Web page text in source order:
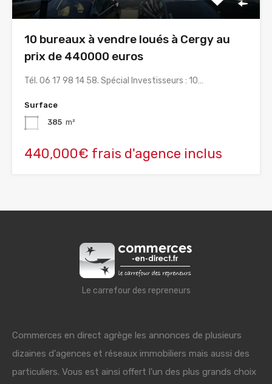
10 bureaux à vendre loués à Cergy au
prix de 440000 euros
Tél. 06 17 98 14 58. Spécial Investisseurs : 10…
Surface
385 m²
440,000€ frais d'agence inclus
Le carrefour des repreneurs
Commerces en direct agrège les annonces de plusieurs
dizaines d'agences et réseaux immobiliers mais aussi des
particuliers. Vous est ainsi offert l'un des plus grands choix